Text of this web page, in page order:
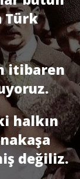
Türk
itibaren
halkın
değiliz.